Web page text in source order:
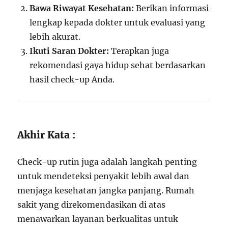
Bawa Riwayat Kesehatan: Berikan informasi
lengkap kepada dokter untuk evaluasi yang
lebih akurat.
Ikuti Saran Dokter: Terapkan juga
rekomendasi gaya hidup sehat berdasarkan
hasil check-up Anda.
Akhir Kata :
Check-up rutin juga adalah langkah penting
untuk mendeteksi penyakit lebih awal dan
menjaga kesehatan jangka panjang. Rumah
sakit yang direkomendasikan di atas
menawarkan layanan berkualitas untuk